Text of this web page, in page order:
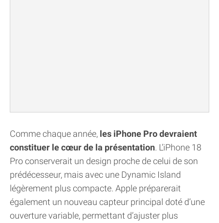
Comme chaque année, les iPhone Pro devraient
constituer le cœur de la présentation. L’iPhone 18
Pro conserverait un design proche de celui de son
prédécesseur, mais avec une Dynamic Island
légèrement plus compacte. Apple préparerait
également un nouveau capteur principal doté d’une
ouverture variable, permettant d’ajuster plus